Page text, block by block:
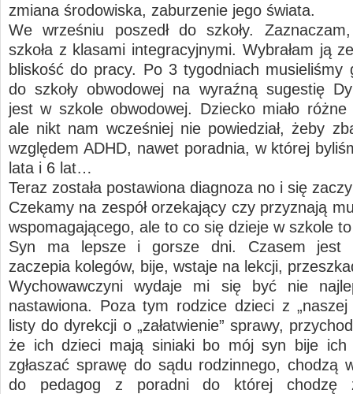
zmiana środowiska, zaburzenie jego świata.
We wrześniu poszedł do szkoły.
szkoła z klasami integracyjnymi. Wybrałam ją
bliskość do pracy. Po 3 tygodniach musieliśmy
do szkoły obwodowej na wyraźną sugestię
jest w szkole obwodowej. Dziecko miało różne
ale nikt nam wcześniej nie powiedział, żeby
względem ADHD, nawet poradnia, w której
lata i 6 lat…
Teraz została postawiona diagnoza no i się
Czekamy na zespół orzekający czy przyznają
wspomagającego, ale to co się dzieje w szkole
Syn ma lepsze i gorsze dni. Czasem jest
zaczepia kolegów, bije, wstaje na lekcji,
Wychowawczyni wydaje mi się być nie
nastawiona. Poza tym rodzice dzieci z „naszej
listy do dyrekcji o „załatwienie” sprawy,
że ich dzieci mają siniaki bo mój syn bije ich
zgłaszać sprawę do sądu rodzinnego, chodzą
do pedagog z poradni do której chodzę